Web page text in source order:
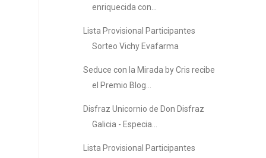
enriquecida con...
Lista Provisional Participantes
Sorteo Vichy Evafarma
Seduce con la Mirada by Cris recibe
el Premio Blog...
Disfraz Unicornio de Don Disfraz
Galicia - Especia...
Lista Provisional Participantes